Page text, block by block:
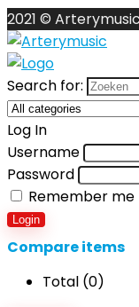
2021 ©
Search for:
Log In
Username
Password
Remember me
Login
Compare items
Total (0)